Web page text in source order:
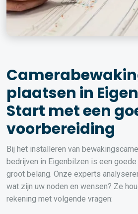
plaatsen in
Start met een
voorbereiding
Bij het installeren van
bedrijven in Eigenbilzen is een
groot belang. Onze experts
wat zijn uw noden en wensen? Ze
rekening met volgende vragen: